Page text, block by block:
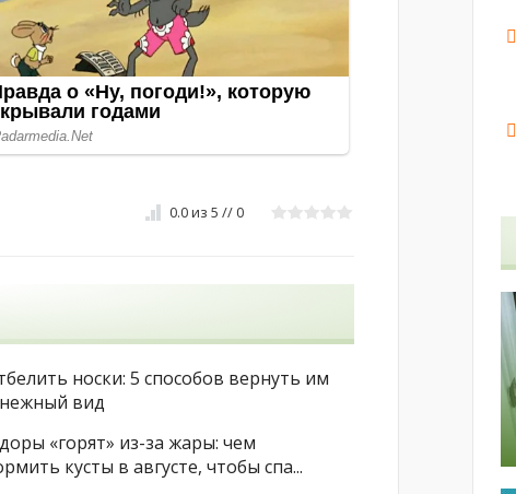
0.0из 5 // 0
носки: 5 способов вернуть им
вид
«горят» из-за жары: чем
кусты в августе, чтобы спа...